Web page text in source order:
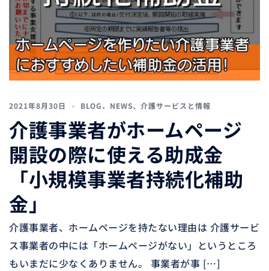
2021年8月30日 BLOG、 NEWS、 介護サービスと情報
介護事業者がホームページ
開設の際に使える助成金
「小規模事業者持続化補助
金」
介護事業者、ホームページを持たない理由は 介護サービ
ス事業者の中には「ホームページがない」というところ
もいまだに少なくありません。 事業者が事 […]